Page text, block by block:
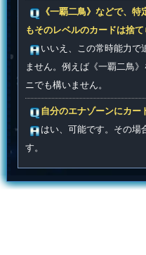
《一覇二鳥》などで、
もそのレベルのカードは捨て
いいえ、この常時能力で
ません。例えば《一覇二鳥
ニでも構いません。
自分のエナゾーンにカー
はい、可能です。その場
す。